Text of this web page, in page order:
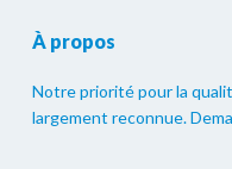
À propos
Notre priorité pour la
largement reconnue.